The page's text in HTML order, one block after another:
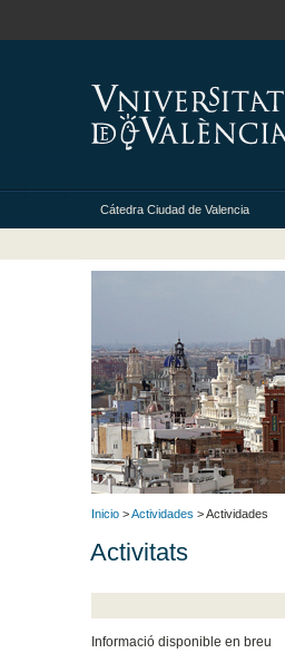
Cátedra Ciudad de Valencia
Inicio >Actividades > Actividades
Activitats
Informació disponible en breu